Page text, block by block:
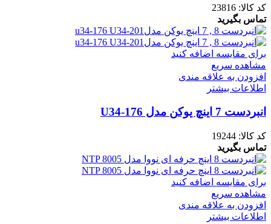
کد کالا: 23816
تماس بگیرید
برای مقایسه اضافه کنید
مشاهده سریع
افزودن به علاقه مندی
اطلاعات بیشتر
انبردست 7 اینچ یوکن مدل U34-176
کد کالا: 19244
تماس بگیرید
برای مقایسه اضافه کنید
مشاهده سریع
افزودن به علاقه مندی
اطلاعات بیشتر